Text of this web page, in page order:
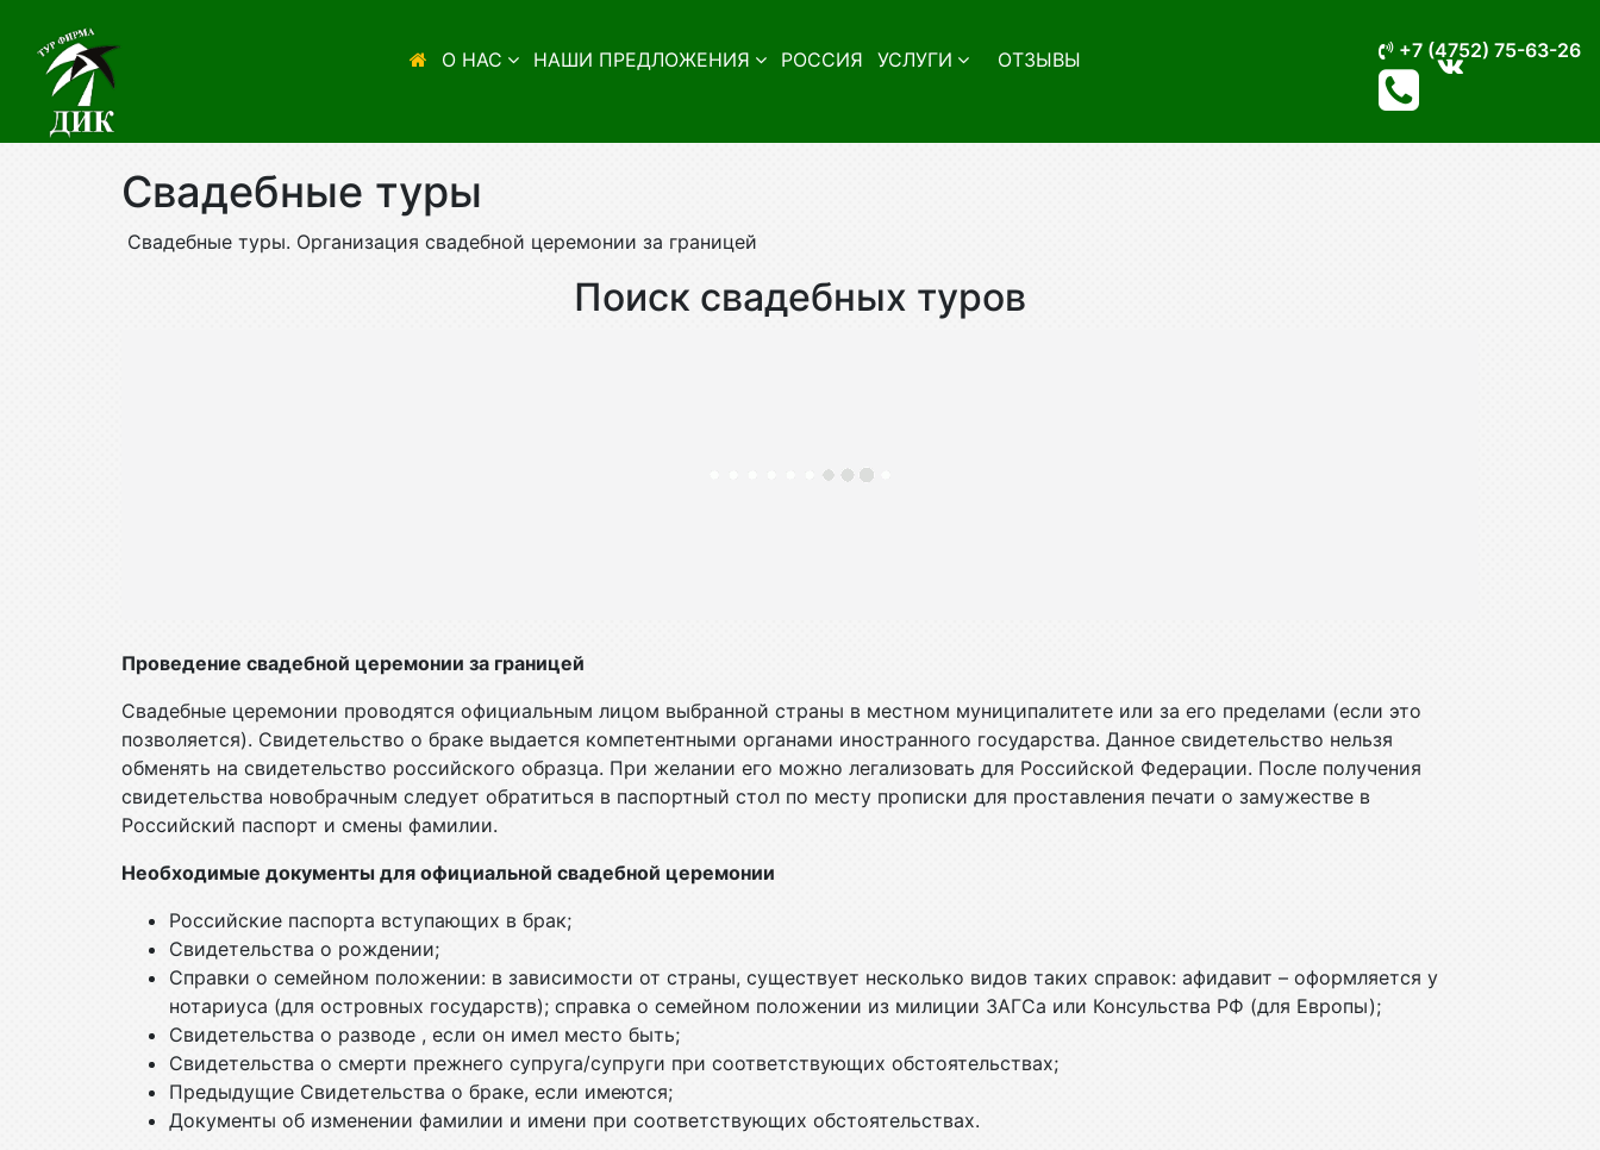
О НАС НАШИ ПРЕДЛОЖЕНИЯ РОССИЯ УСЛУГИ ОТЗЫВЫ +7 (4752) 75-63-26
Свадебные туры
Свадебные туры. Организация свадебной церемонии за границей
Поиск свадебных туров
Проведение свадебной церемонии за границей
Свадебные церемонии проводятся официальным лицом выбранной страны в местном муниципалитете или за его пределами (если это
позволяется). Свидетельство о браке выдается компетентными органами иностранного государства. Данное свидетельство нельзя
обменять на свидетельство российского образца. При желании его можно легализовать для Российской Федерации. После получения
свидетельства новобрачным следует обратиться в паспортный стол по месту прописки для проставления печати о замужестве в
Российский паспорт и смены фамилии.
Необходимые документы для официальной свадебной церемонии
Российские паспорта вступающих в брак;
Свидетельства о рождении;
Справки о семейном положении: в зависимости от страны, существует несколько видов таких справок: афидавит – оформляется у
нотариуса (для островных государств); справка о семейном положении из милиции ЗАГСа или Консульства РФ (для Европы);
Свидетельства о разводе , если он имел место быть;
Свидетельства о смерти прежнего супруга/супруги при соответствующих обстоятельствах;
Предыдущие Свидетельства о браке, если имеются;
Документы об изменении фамилии и имени при соответствующих обстоятельствах.